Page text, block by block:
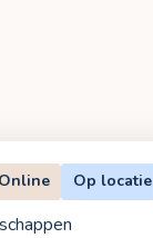
Online Op locatie